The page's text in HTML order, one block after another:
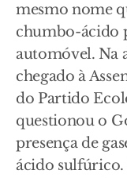
mesmo nome
chumbo-ácido
automóvel. Na
chegado à
do Partido
questionou o
presença de
ácido sulfúrico.